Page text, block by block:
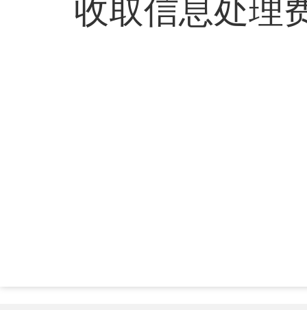
收取信息处理